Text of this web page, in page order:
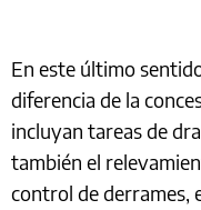
En este último
diferencia de la
incluyan tareas de
también el
control de derrames,